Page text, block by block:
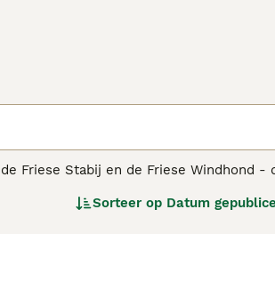
Friese Stabij en de Friese Windhond -
en bunzingjacht), maar hem ook
Sorteer op Datum